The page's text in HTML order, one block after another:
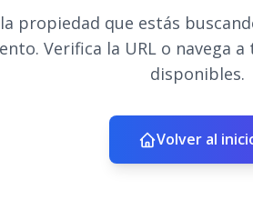
propiedad que estás
Verifica la URL o navega
disponibles.
Volver al